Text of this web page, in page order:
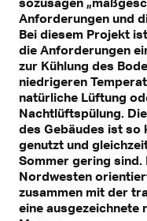
Anforderungen und
Bei diesem Projekt
die Anforderungen
zur Kühlung des
niedrigeren
natürliche Lüftung
Nachtlüftspülung.
des Gebäudes ist so
genutzt und
Sommer gering
Nordwesten
zusammen mit der
eine ausgezeichnete